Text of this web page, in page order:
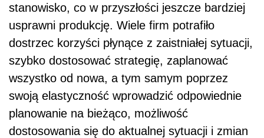
stanowisko, co w przyszłości jeszcze bardziej
usprawni produkcję. Wiele firm potrafiło
dostrzec korzyści płynące z zaistniałej sytuacji,
szybko dostosować strategię, zaplanować
wszystko od nowa, a tym samym poprzez
swoją elastyczność wprowadzić odpowiednie
planowanie na bieżąco, możliwość
dostosowania się do aktualnej sytuacji i zmian